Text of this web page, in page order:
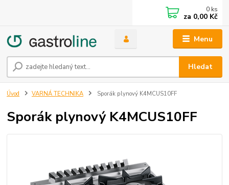
Menu
Hledat
0 ks
za 0,00 Kč
Úvod VARNÁ TECHNIKA Sporák plynový K4MCUS10FF
Sporák plynový K4MCUS10FF